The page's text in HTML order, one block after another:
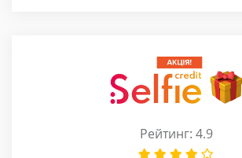
Рейтинг: 4.9